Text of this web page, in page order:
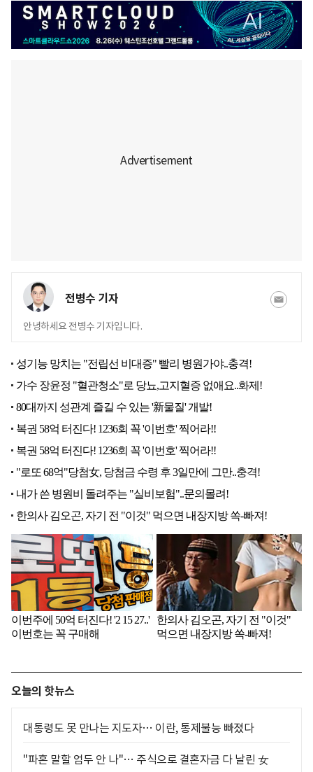
전병수 기자
안녕하세요 전병수 기자입니다.
오늘의 핫뉴스
대통령도 못 만나는 지도자… 이란, 통제불능 빠졌다
"파혼 말할 엄두 안 나"… 주식으로 결혼자금 다 날린 女